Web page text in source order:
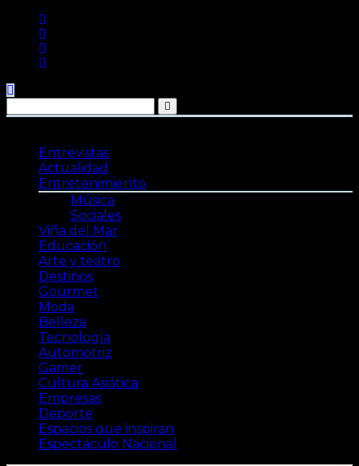
contenido
Entrevistas
Actualidad
Entretenimiento
Música
Sociales
Viña del Mar
Educación
Arte y teatro
Destinos
Gourmet
Moda
Belleza
Tecnología
Automotriz
Gamer
Cultura Asiática
Empresas
Deporte
Espacios que inspiran
Espectáculo Nacional